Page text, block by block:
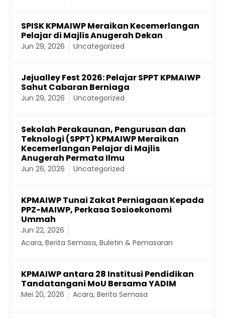
SPISK KPMAIWP Meraikan Kecemerlangan
Pelajar di Majlis Anugerah Dekan
Jun 29, 2026 Uncategorized
Jejualley Fest 2026: Pelajar SPPT KPMAIWP
Sahut Cabaran Berniaga
Jun 29, 2026 Uncategorized
Sekolah Perakaunan, Pengurusan dan
Teknologi (SPPT) KPMAIWP Meraikan
Kecemerlangan Pelajar di Majlis
Anugerah Permata Ilmu
Jun 26, 2026 Uncategorized
KPMAIWP Tunai Zakat Perniagaan Kepada
PPZ-MAIWP, Perkasa Sosioekonomi
Ummah
Jun 22, 2026
Acara, Berita Semasa, Buletin & Pemasaran
KPMAIWP antara 28 Institusi Pendidikan
Tandatangani MoU Bersama YADIM
Mei 20, 2026 Acara, Berita Semasa